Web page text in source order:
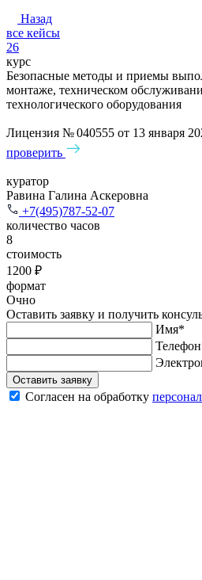
Назад
все кейсы
26
курс
Безопасные методы и приемы
монтаже, техническом
технологического оборудования
Лицензия № 040555 от 13 января
проверить
куратор
Равина Галина Аскеровна
+7(495)787-52-07
количество часов
8
стоимость
1200 ₽
формат
Очно
Оставить заявку и получить
Имя*
Оставить заявку
Согласен на обработку